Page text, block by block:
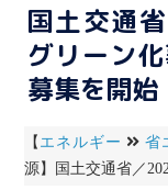
国土交通
グリーン
募集を開始
【 エネルギー 省
源】国土交通省／